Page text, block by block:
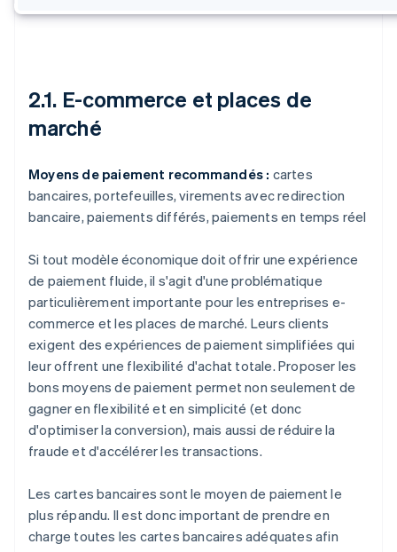
2.1. E-commerce et places de
marché
Moyens de paiement recommandés : cartes
bancaires, portefeuilles, virements avec redirection
bancaire, paiements différés, paiements en temps réel
Si tout modèle économique doit offrir une expérience
de paiement fluide, il s'agit d'une problématique
particulièrement importante pour les entreprises e-
commerce et les places de marché. Leurs clients
exigent des expériences de paiement simplifiées qui
leur offrent une flexibilité d'achat totale. Proposer les
bons moyens de paiement permet non seulement de
gagner en flexibilité et en simplicité (et donc
d'optimiser la conversion), mais aussi de réduire la
fraude et d'accélérer les transactions.
Les cartes bancaires sont le moyen de paiement le
plus répandu. Il est donc important de prendre en
charge toutes les cartes bancaires adéquates afin